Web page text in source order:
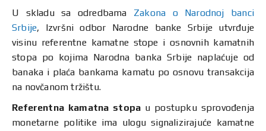
U skladu sa odredbama Zakona o Narodnoj banci
Srbije, Izvršni odbor Narodne banke Srbije utvrđuje
visinu referentne kamatne stope i osnovnih kamatnih
stopa po kojima Narodna banka Srbije naplaćuje od
banaka i plaća bankama kamatu po osnovu transakcija
na novčanom tržištu.
Referentna kamatna stopa u postupku sprovođenja
monetarne politike ima ulogu signalizirajuće kamatne